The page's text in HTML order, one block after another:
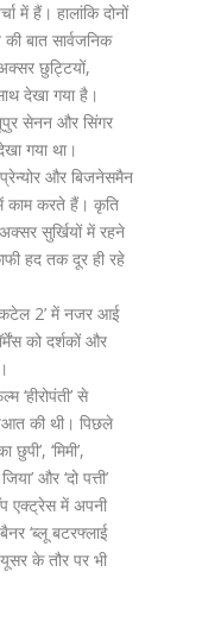
में हैं। हालांकि दोनों
बात सार्वजनिक
छुट्टियों,
देखा गया है।
सेनन और सिंगर
गया था।
और बिजनेसमैन
काम करते हैं। कृति
सुर्खियों में रहने
हद तक दूर ही रहे
2’ में नजर आई
को दर्शकों और
से
की थी। पिछले
‘मिमी’,
और ‘दो पत्ती’
एक्ट्रेस में अपनी
‘ब्लू बटरफ्लाई
के तौर पर भी